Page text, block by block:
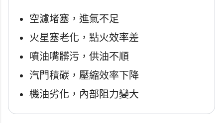
空濾堵塞，進氣不足
火星塞老化，點火效率差
噴油嘴髒污，供油不順
汽門積碳，壓縮效率下降
機油劣化，內部阻力變大